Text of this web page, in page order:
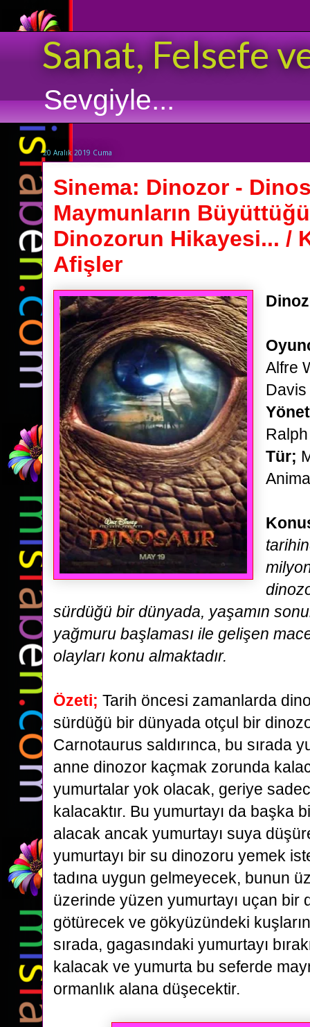
Sanat, Felsefe
Sevgiyle...
20 Aralık 2019 Cuma
Sinema: Dinozor -
Maymunların
Dinozorun Hikayesi... /
Afişler
Alfre
Davis
Tür;
sürdüğü bir dünyada, yaşamın
yağmuru başlaması ile gelişen
olayları konu almaktadır.
Özeti; Tarih öncesi zamanlarda
sürdüğü bir dünyada otçul bir
Carnotaurus saldırınca, bu sırada
anne dinozor kaçmak zorunda
yumurtalar yok olacak, geriye
kalacaktır. Bu yumurtayı da başka
alacak ancak yumurtayı suya
yumurtayı bir su dinozoru yemek
tadına uygun gelmeyecek, bunun
üzerinde yüzen yumurtayı uçan bir
götürecek ve gökyüzündeki kuşların
sırada, gagasındaki yumurtayı
kalacak ve yumurta bu seferde
ormanlık alana düşecektir.